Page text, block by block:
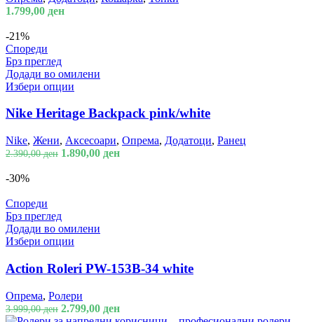
1.799,00 ден
-21%
Спореди
Брз преглед
Додади во омилени
Избери опции
Nike Heritage Backpack pink/white
Nike, Жени, Аксесоари, Опрема, Додатоци, Ранец
2.390,00ден 1.890,00 ден
-30%
Спореди
Брз преглед
Додади во омилени
Избери опции
Action Roleri PW-153B-34 white
Опрема, Ролери
3.999,00ден 2.799,00 ден